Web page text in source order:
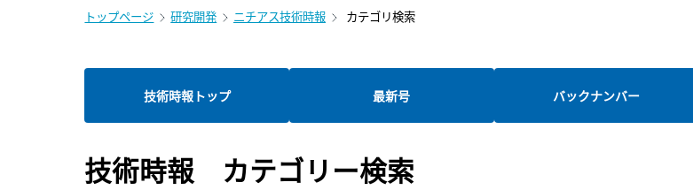
トップページ 研究開発 ニチアス技術時報 カテゴリ検索
技術時報トップ 最新号 バックナンバー
技術時報 カテゴリー検索